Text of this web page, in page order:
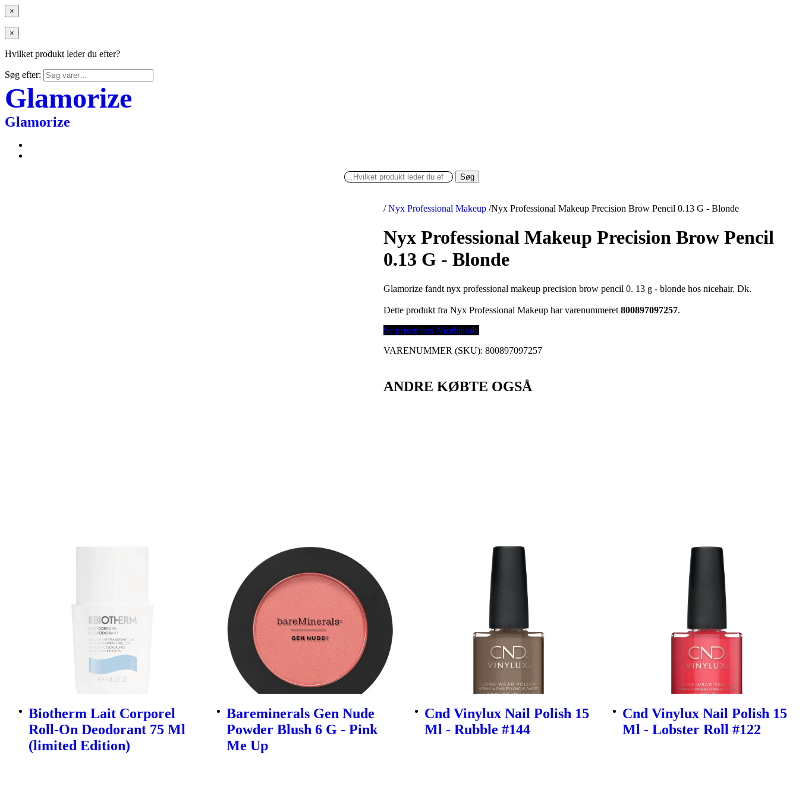
×
×
Hvilket produkt leder du efter?
Søg efter:
Glamorize
Glamorize
Søg
/ Nyx Professional Makeup /Nyx Professional Makeup Precision Brow Pencil 0.13 G - Blonde
Nyx Professional Makeup Precision Brow Pencil
0.13 G - Blonde
Glamorize fandt nyx professional makeup precision brow pencil 0. 13 g - blonde hos nicehair. Dk.
Dette produkt fra Nyx Professional Makeup har varenummeret800897097257.
Se prisen hos Nicehair.dk
VARENUMMER (SKU):800897097257
ANDRE KØBTE OGSÅ
Biotherm Lait Corporel
Roll-On Deodorant 75 Ml
(limited Edition)
Bareminerals Gen Nude
Powder Blush 6 G - Pink
Me Up
Cnd Vinylux Nail Polish 15
Ml - Rubble #144
Cnd Vinylux Nail Polish 15
Ml - Lobster Roll #122